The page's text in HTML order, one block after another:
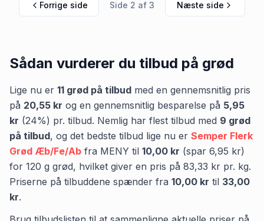
Forrige side Side 2 af 3 Næste side
Sådan vurderer du tilbud på grød
Lige nu er 11 grød på tilbud med en gennemsnitlig pris
på 20,55 kr og en gennemsnitlig besparelse på 5,95
kr (24%) pr. tilbud. Nemlig har flest tilbud med 9 grød
på tilbud, og det bedste tilbud lige nu er Semper Flerk
Grød Æb/Fe/Ab fra MENY til 10,00 kr (spar 6,95 kr)
for 120 g grød, hvilket giver en pris på 83,33 kr pr. kg.
Priserne på tilbuddene spænder fra 10,00 kr til 33,00
kr.